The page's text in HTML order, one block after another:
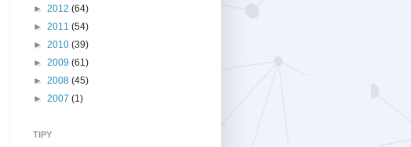
► 2012 (64)
► 2011 (54)
► 2010 (39)
► 2009 (61)
► 2008 (45)
► 2007 (1)
TIPY